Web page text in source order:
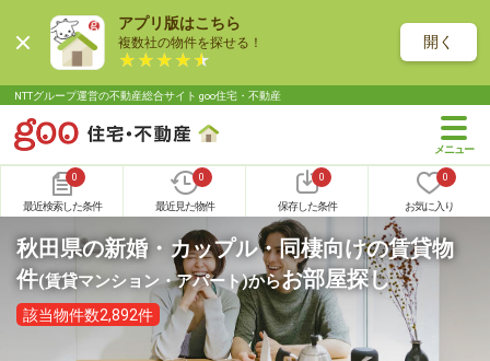
アプリ版はこちら
複数社の物件を探せる！ 開く
NTTグループ運営の不動産総合サイト goo住宅・不動産
0
最近検索した条件
0
最近見た物件
0
保存した条件
0
お気に入り
秋田県の新婚・カップル・同棲向けの賃貸物
件(賃貸マンション・アパート)からお部屋探し
該当物件数2,892件